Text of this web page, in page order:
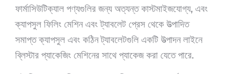
ফার্মাসিউটিক্যাল পণ্যগুলির জন্য অত্যন্ত কাস্টমাইজযোগ্য, এবং
ক্যাপসুল ফিলিং মেশিন এবং ট্যাবলেট প্রেস থেকে উত্পাদিত
সমাপ্ত ক্যাপসুল এবং কঠিন ট্যাবলেটগুলি একটি উত্পাদন লাইনে
ব্লিস্টার প্যাকেজিং মেশিনের সাথে প্যাকেজ করা যেতে পারে.